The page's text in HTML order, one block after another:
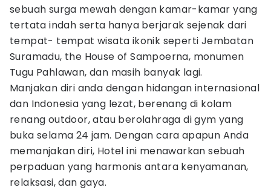
sebuah surga mewah dengan kamar-kamar yang
tertata indah serta hanya berjarak sejenak dari
tempat- tempat wisata ikonik seperti Jembatan
Suramadu, the House of Sampoerna, monumen
Tugu Pahlawan, dan masih banyak lagi.
Manjakan diri anda dengan hidangan internasional
dan Indonesia yang lezat, berenang di kolam
renang outdoor, atau berolahraga di gym yang
buka selama 24 jam. Dengan cara apapun Anda
memanjakan diri, Hotel ini menawarkan sebuah
perpaduan yang harmonis antara kenyamanan,
relaksasi, dan gaya.